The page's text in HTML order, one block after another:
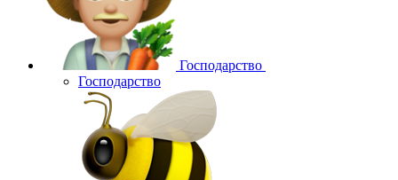
Господарство
Господарство